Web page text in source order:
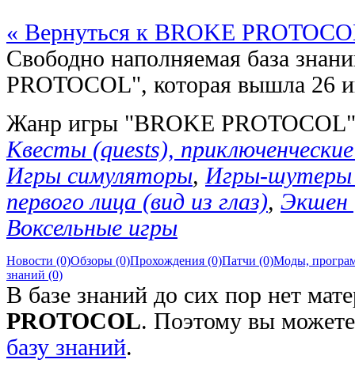
« Вернуться к BROKE
Свободно наполняемая база
PROTOCOL", которая вышла 26
Жанр игры "BROKE
Квесты (quests),
Игры симуляторы, Игры-шутеры
первого лица (вид из глаз), Экшен
Воксельные игры
Новости (0)Обзоры (0)Прохождения (0)Патчи (0)Моды,
знаний (0)
В базе знаний до сих пор нет
PROTOCOL. Поэтому вы
базу знаний.